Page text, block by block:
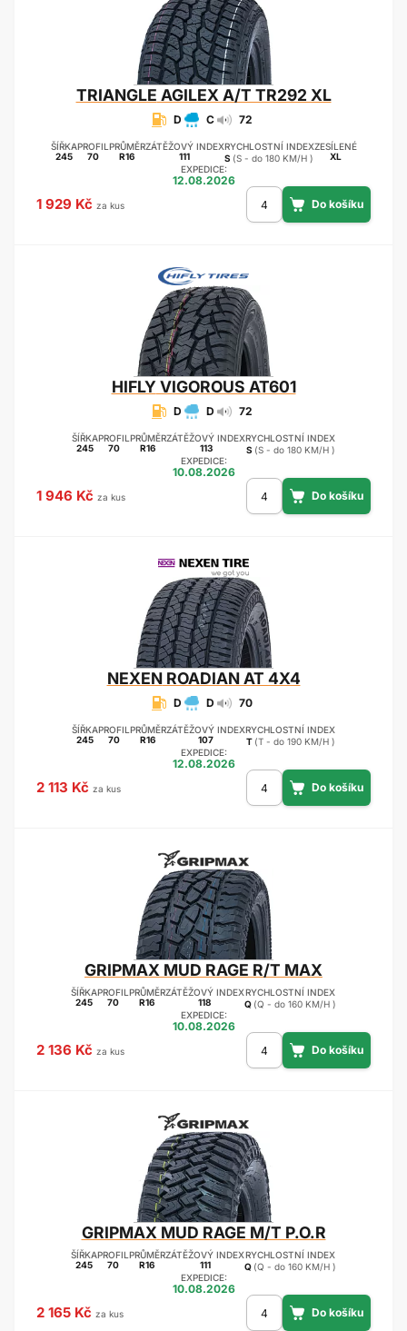
TRIANGLE AGILEX A/T TR292 XL
D C 72
ŠÍŘKA
245
PROFIL
70
PRŮMĚR
R16
ZÁTĚŽOVÝ INDEX
111
RYCHLOSTNÍ INDEX
S (S - do 180 KM/H )
ZESÍLENÉ
XL
EXPEDICE:
12.08.2026
1 929 Kč za kus
HIFLYVIGOROUS AT601
D D 72
ŠÍŘKA
245
PROFIL
70
PRŮMĚR
R16
ZÁTĚŽOVÝ INDEX
113
RYCHLOSTNÍ INDEX
S (S - do 180 KM/H )
EXPEDICE:
10.08.2026
1 946 Kč za kus
NEXENROADIAN AT 4X4
D D 70
ŠÍŘKA
245
PROFIL
70
PRŮMĚR
R16
ZÁTĚŽOVÝ INDEX
107
RYCHLOSTNÍ INDEX
T (T - do 190 KM/H )
EXPEDICE:
12.08.2026
2 113 Kč za kus
GRIPMAX MUD RAGE R/T MAX
ŠÍŘKA
245
PROFIL
70
PRŮMĚR
R16
ZÁTĚŽOVÝ INDEX
118
RYCHLOSTNÍ INDEX
Q (Q - do 160 KM/H )
EXPEDICE:
10.08.2026
2 136 Kč za kus
GRIPMAX MUD RAGE M/T P.O.R
ŠÍŘKA
245
PROFIL
70
PRŮMĚR
R16
ZÁTĚŽOVÝ INDEX
111
RYCHLOSTNÍ INDEX
Q (Q - do 160 KM/H )
EXPEDICE:
10.08.2026
2 165 Kč za kus